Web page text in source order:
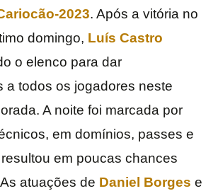
2023. Após a vitória no
domingo, Luís Castro
o elenco para dar
a todos os jogadores neste
A noite foi marcada por
em domínios, passes e
em poucas chances
atuações de Daniel Borges e